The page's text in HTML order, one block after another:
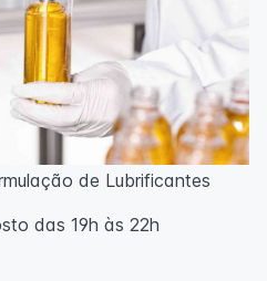
de Lubrificantes
das 19h às 22h